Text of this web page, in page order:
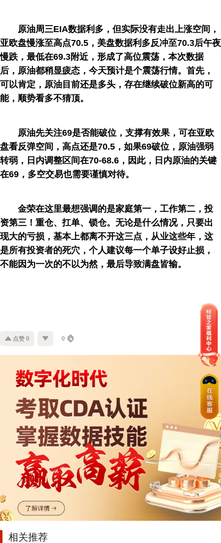
原油周三EIA数据利多，但实际没有走出上涨空间，
亚欧盘慢涨至高点70.5，美盘数据利多反冲至70.3后午夜
慢跌，最低在69.3附近，形成了高位震荡，本次数据
后，原油都稍显疲态，今天预计是个震荡行情。首先，
可以肯定，原油目前还是多头，存在继续破位新高的可
能，顺势看多不猜顶。
原油先关注69是否能破位，支撑有效果，可在亚欧
盘看反弹空间，高点还是70.5，如果69破位，原油强弱
转弱，日内调整区间在70-68.6，因此，日内原油的关键
在69，多空交易也需要谨慎对待。
金荣在这里最想强调的是家庭第一，工作第二，投
资第三！重仓、扛单、锁仓。无论是什么情况，只要出
现大的亏损，基本上都离不开这三点，从业这些年，这
是所有投资者的死穴，个人建议每一个单子设好止损，
不能因为一次的不以为然，最后导致满盘皆输。
点赞 0 0
相关推荐